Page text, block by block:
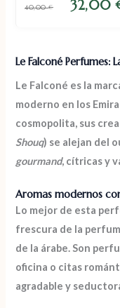
40,00€ 32,00
Le Falconé Perfumes:
Le Falconé es la
moderno en los
cosmopolita, sus
Shouq) se alejan del
gourmand, cítricas y
Aromas modernos
Lo mejor de esta
frescura de la
de la árabe. Son
oficina o citas
agradable y